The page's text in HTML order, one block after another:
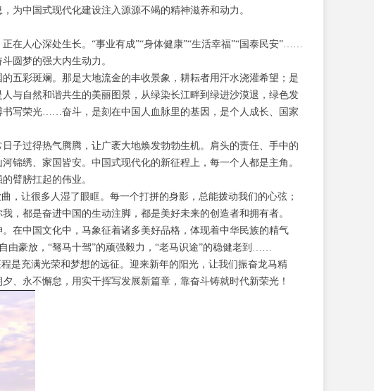
为中国式现代化建设注入源源不竭的精神滋养和动力。
在人心深处生长。“事业有成”“身体健康”“生活幸福”“国泰民安”……
圆梦的强大内生动力。
五彩斑斓。那是大地流金的丰收景象，耕耘者用汗水浇灌希望；是
与自然和谐共生的美丽图景，从绿染长江畔到绿进沙漠退，绿色发
写荣光……奋斗，是刻在中国人血脉里的基因，是个人成长、国家
子过得热气腾腾，让广袤大地焕发勃勃生机。肩头的责任、手中的
锦绣、家国皆安。中国式现代化的新征程上，每一个人都是主角。
臂膀扛起的伟业。
，让很多人湿了眼眶。每一个打拼的身影，总能拨动我们的心弦；
，都是奋进中国的生动注脚，都是美好未来的创造者和拥有者。
在中国文化中，马象征着诸多美好品格，体现着中华民族的精气
由豪放，“驽马十驾”的顽强毅力，“老马识途”的稳健老到……
是充满光荣和梦想的远征。迎来新年的阳光，让我们振奋龙马精
、永不懈怠，用实干挥写发展新篇章，靠奋斗铸就时代新荣光！